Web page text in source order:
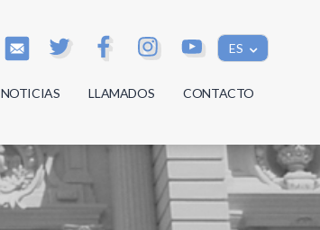
ES
NOTICIAS LLAMADOS CONTACTO